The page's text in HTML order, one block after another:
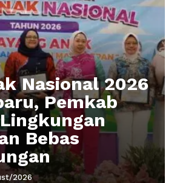
Nasional 2026
Pemkab
Bebas
2026